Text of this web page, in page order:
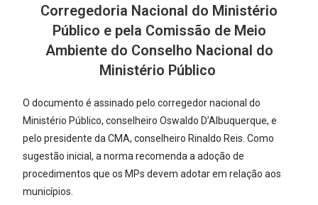
Corregedoria Nacional do Ministério
Público e pela Comissão de Meio
Ambiente do Conselho Nacional do
Ministério Público
O documento é assinado pelo corregedor nacional do
Ministério Público, conselheiro Oswaldo D’Albuquerque, e
pelo presidente da CMA, conselheiro Rinaldo Reis. Como
sugestão inicial, a norma recomenda a adoção de
procedimentos que os MPs devem adotar em relação aos
municípios.